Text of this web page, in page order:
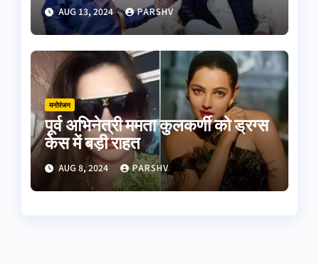
AUG 13, 2024 PARSHV
मनोरंजन
पूर्व अभिनेत्री ममता कुलकर्णी को ड्रग्स
केस में बड़ी राहत
AUG 8, 2024 PARSHV